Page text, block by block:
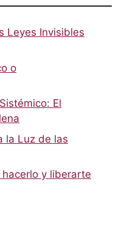
Leyes Invisibles
o
El
la Luz de las
y liberarte